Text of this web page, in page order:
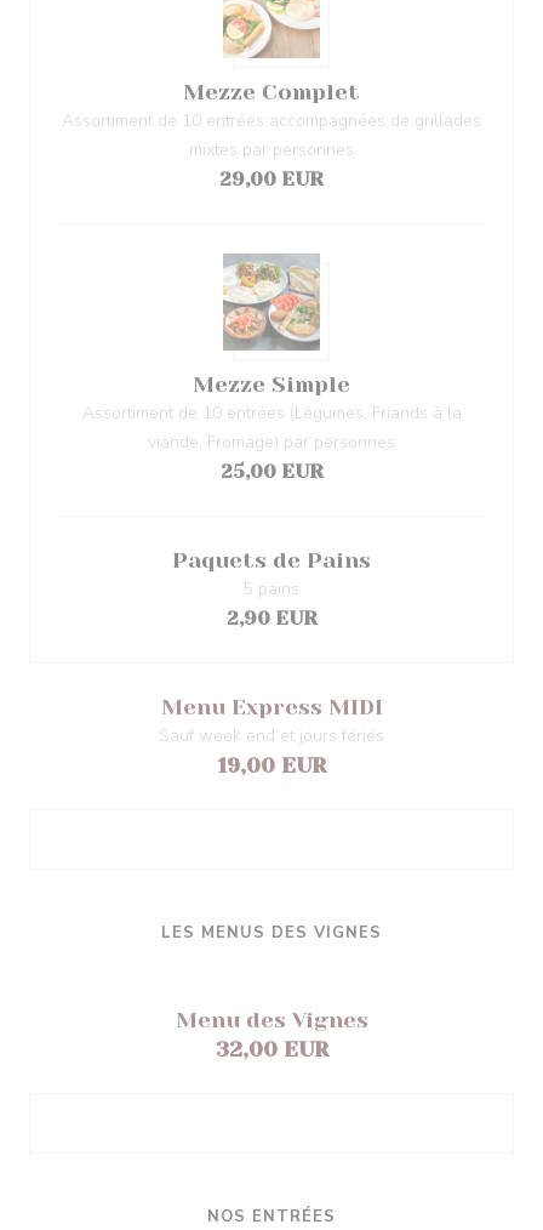
Mezze Complet
Assortiment de 10 entrées accompagnées de grillades
mixtes par personnes
29,00 EUR
Mezze Simple
Assortiment de 10 entrées (Légumes, Friands à la
viande, Fromage) par personnes
25,00 EUR
Paquets de Pains
5 pains
2,90 EUR
Menu Express MIDI
Sauf week end et jours fériés
19,00 EUR
LES MENUS DES VIGNES
Menu des Vignes
32,00 EUR
NOS ENTRÉES